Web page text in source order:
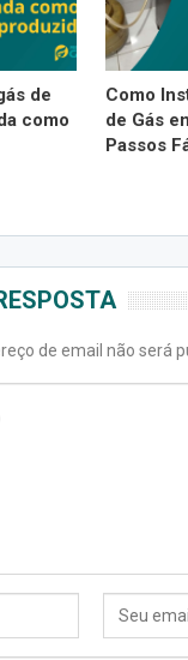
de
como
Como
de Gás
Passos
de email não será